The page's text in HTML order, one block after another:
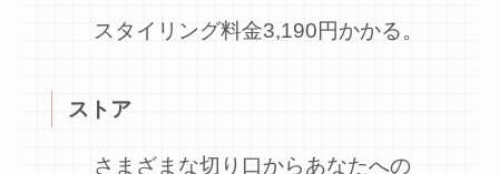
スタイリング料金3,190円かかる。
ストア
さまざまな切り口からあなたへの